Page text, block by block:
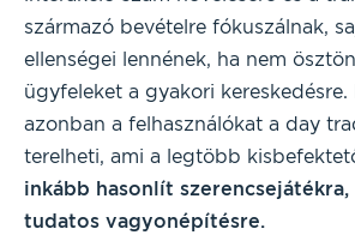
származó bevételre fókuszálnak,
ellenségei lennének, ha nem
ügyfeleket a gyakori kereskedésre.
azonban a felhasználókat a day
terelheti, ami a legtöbb
inkább hasonlít szerencsejátékra,
tudatos vagyonépítésre.